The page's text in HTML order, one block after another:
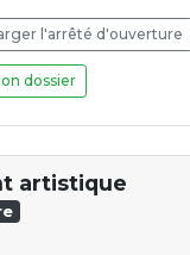
l'arrêté d'ouverture
dossier
artistique